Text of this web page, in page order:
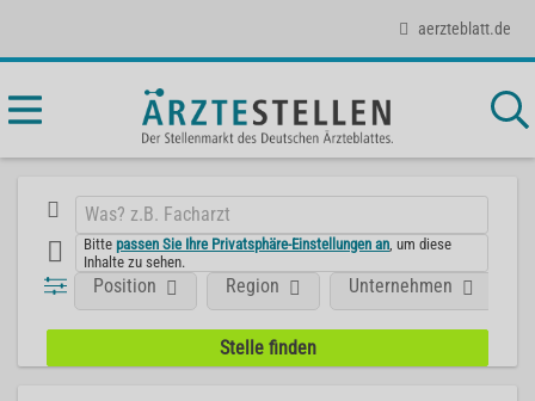
aerzteblatt.de
Bittepassen Sie Ihre Privatsphäre-Einstellungen an , um diese
Inhalte zu sehen.
Position Region Unternehmen